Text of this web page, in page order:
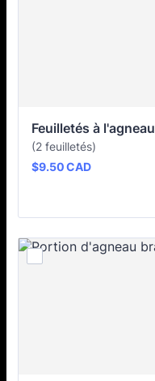
Feuilletés à l'agneau
(2 feuilletés)
$9.50 CAD
$9.50CAD